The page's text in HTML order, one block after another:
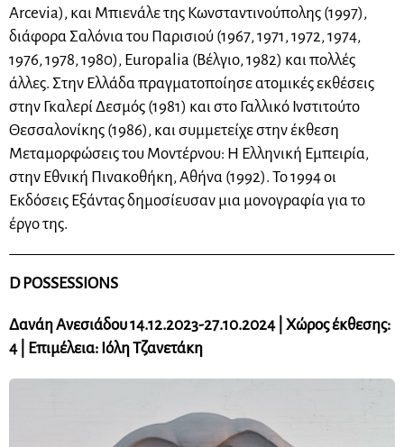
Arcevia), και Μπιενάλε της Κωνσταντινούπολης (1997),
διάφορα Σαλόνια του Παρισιού (1967, 1971, 1972, 1974,
1976, 1978, 1980), Europalia (Βέλγιο, 1982) και πολλές
άλλες. Στην Ελλάδα πραγματοποίησε ατομικές εκθέσεις
στην Γκαλερί Δεσμός (1981) και στο Γαλλικό Ινστιτούτο
Θεσσαλονίκης (1986), και συμμετείχε στην έκθεση
Μεταμορφώσεις του Μοντέρνου: Η Ελληνική Εμπειρία,
στην Εθνική Πινακοθήκη, Αθήνα (1992). Το 1994 οι
Εκδόσεις Εξάντας δημοσίευσαν μια μονογραφία για το
έργο της.
D POSSESSIONS
Δανάη Ανεσιάδου 14.12.2023-27.10.2024 | Χώρος έκθεσης:
4 | Επιμέλεια: Ιόλη Τζανετάκη